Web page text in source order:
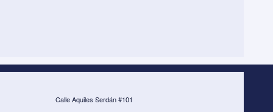
Calle Aquiles Serdán #101